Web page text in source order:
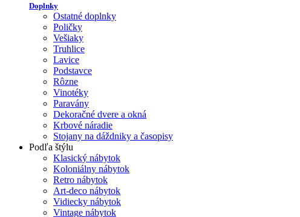
Doplnky
Ostatné doplnky
Poličky
Vešiaky
Truhlice
Lavice
Podstavce
Rôzne
Vinotéky
Paravány
Dekoračné dvere a okná
Krbové náradie
Stojany na dáždniky a časopisy
Podľa štýlu
Klasický nábytok
Koloniálny nábytok
Retro nábytok
Art-deco nábytok
Vidiecky nábytok
Vintage nábytok